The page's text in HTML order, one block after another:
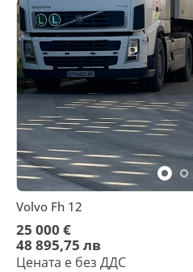
Volvo Fh 12
25 000 €
48 895,75 лв
Цената е без ДДС